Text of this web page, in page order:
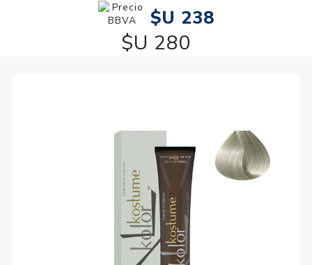
$U 238
$U 280